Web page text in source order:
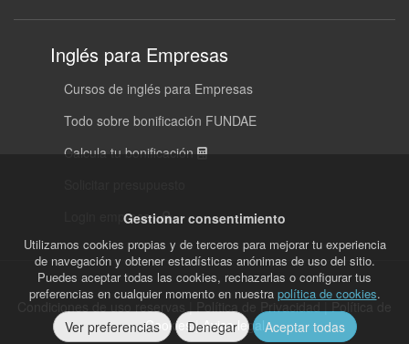
Inglés para Empresas
Cursos de inglés para Empresas
Todo sobre bonificación FUNDAE
Calcula tu bonificación
Login empresas
Condiciones de uso reservas |Política de Privacidad|Política de
Cookies|Aviso legal
Gestionar consentimiento
Utilizamos cookies propias y de terceros para mejorar tu experiencia
de navegación y obtener estadísticas anónimas de uso del sitio.
Puedes aceptar todas las cookies, rechazarlas o configurar tus
preferencias en cualquier momento en nuestra política de cookies.
Ver preferencias Denegar Aceptar todas